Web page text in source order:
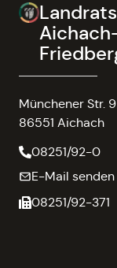
Münchener Str. 9
86551 Aichach
08251/92-0
E-Mail senden
08251/92-371